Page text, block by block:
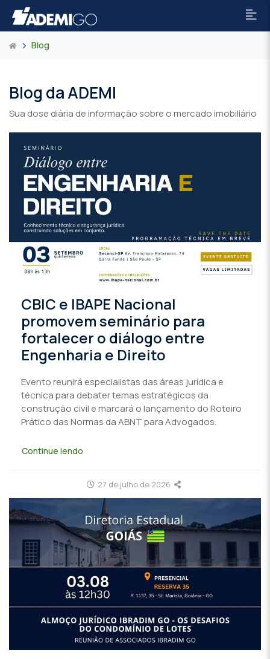
Blog
Blog da ADEMI
Sua dose diária de informação sobre o mercado imobiliário
CBIC e IBAPE Nacional
promovem seminário para
fortalecer o diálogo entre
Engenharia e Direito
Evento reunirá especialistas das áreas jurídica e
técnica para debater temas estratégicos da
construção civil e marcará o lançamento do Roteiro
Prático das Normas da ABNT para Advogados.
Continue lendo
27 de julho de 2026